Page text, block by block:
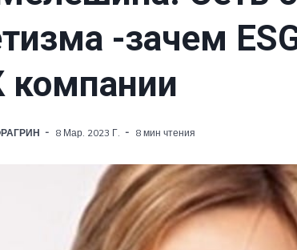
-зачем
8 Мар. 2023 Г. 8 мин чтения